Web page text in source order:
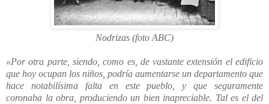
Nodrizas (foto ABC)
«Por otra parte, siendo, como es, de vastante extensión el edificio
que hoy ocupan los niños, podría aumentarse un departamento que
hace notabilísima falta en este pueblo, y que seguramente
coronaba la obra, produciendo un bien inapreciable. Tal es el del